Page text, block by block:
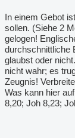
In einem Gebot
sollen. (Siehe 2
gelogen!
durchschnittliche
glaubst oder
nicht wahr; es
Zeugnis!
Was kann hier
8,20; Joh 8,23;